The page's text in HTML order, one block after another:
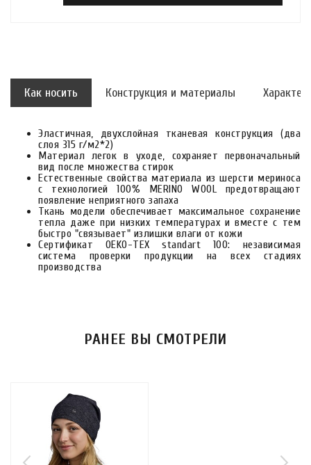
Как носить Конструкция и материалы
Эластичная, двухслойная тканевая конструкция (два
слоя 315 г/м2*2)
Материал легок в уходе, сохраняет первоначальный
вид после множества стирок
Естественные свойства материала из шерсти мериноса
с технологией 100% MERINO WOOL предотвращают
появление неприятного запаха
Ткань модели обеспечивает максимальное сохранение
тепла даже при низких температурах и вместе с тем
быстро "связывает" излишки влаги от кожи
Сертификат OEKO-TEX standart 100: независимая
система проверки продукции на всех стадиях
производства
РАНЕЕ ВЫ СМОТРЕЛИ